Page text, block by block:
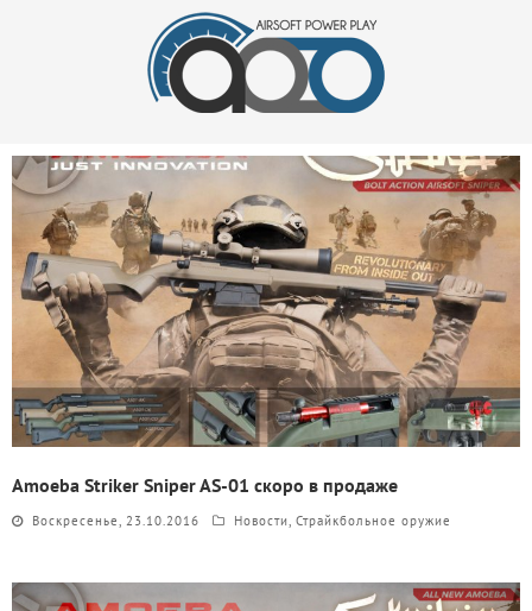
Amoeba Striker Sniper AS-01 скоро в продаже
Воскресенье, 23.10.2016 Новости Страйкбольное оружие